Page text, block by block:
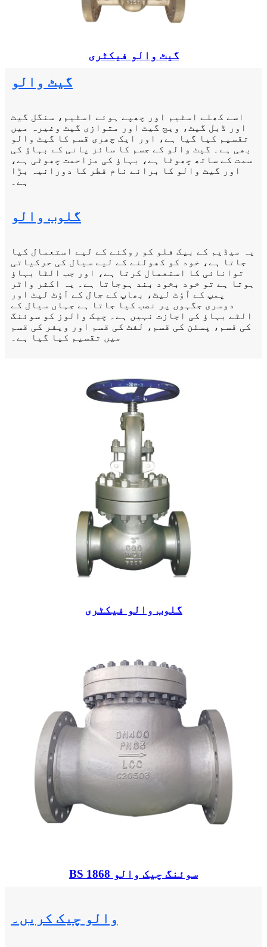
گیٹ والو فیکٹری
گیٹ والو
اسے کھلے اسٹیم اور چھپے ہوئے اسٹیم، سنگل گیٹ
اور ڈبل گیٹ، ویج گیٹ اور متوازی گیٹ وغیرہ میں
تقسیم کیا گیا ہے، اور ایک چھری قسم کا گیٹ والو
بھی ہے۔ گیٹ والو کے جسم کا سائز پانی کے بہاؤ کی
سمت کے ساتھ چھوٹا ہے، بہاؤ کی مزاحمت چھوٹی ہے،
اور گیٹ والو کا برائے نام قطر کا دورانیہ بڑا
ہے۔
گلوب والو
یہ میڈیم کے بیک فلو کو روکنے کے لیے استعمال کیا
جاتا ہے، خود کو کھولنے کے لیے سیال کی حرکیاتی
توانائی کا استعمال کرتا ہے، اور جب الٹا بہاؤ
ہوتا ہے تو خود بخود بند ہوجاتا ہے۔ یہ اکثر واٹر
پمپ کے آؤٹ لیٹ، بھاپ کے جال کے آؤٹ لیٹ اور
دوسری جگہوں پر نصب کیا جاتا ہے جہاں سیال کے
الٹے بہاؤ کی اجازت نہیں ہے۔ چیک والوز کو سوئنگ
کی قسم، پسٹن کی قسم، لفٹ کی قسم اور ویفر کی قسم
میں تقسیم کیا گیا ہے۔
گلوب والو فیکٹری
BS 1868 سوئنگ چیک والو
والو چیک کریں۔